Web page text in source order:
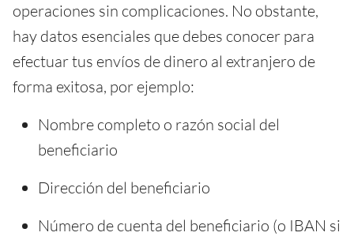
operaciones sin complicaciones. No obstante,
hay datos esenciales que debes conocer para
efectuar tus envíos de dinero al extranjero de
forma exitosa, por ejemplo:
Nombre completo o razón social del
beneficiario
Dirección del beneficiario
Número de cuenta del beneficiario (o IBAN si